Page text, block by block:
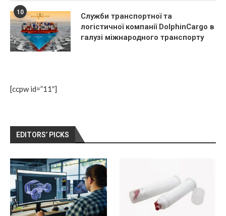
[ccpw id=”11″]
EDITORS’ PICKS
10
Служби транспортної та
логістичної компанії DolphinCargo в
галузі міжнародного транспорту